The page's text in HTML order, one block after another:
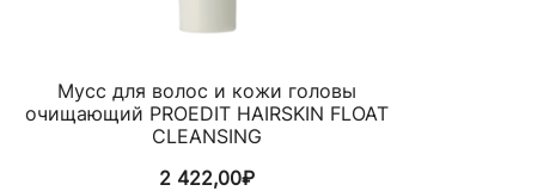
Мусс для волос и кожи головы
очищающий PROEDIT HAIRSKIN FLOAT
CLEANSING
2 422,00₽